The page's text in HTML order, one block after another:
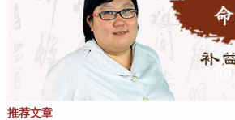
推荐文章